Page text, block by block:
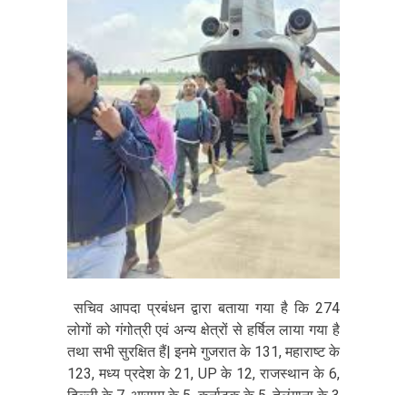
सचिव आपदा प्रबंधन द्वारा बताया गया है कि 274
लोगों को गंगोत्री एवं अन्य क्षेत्रों से हर्षिल लाया गया है
तथा सभी सुरक्षित हैं| इनमे गुजरात के 131, महाराष्ट के
123, मध्य प्रदेश के 21, UP के 12, राजस्थान के 6,